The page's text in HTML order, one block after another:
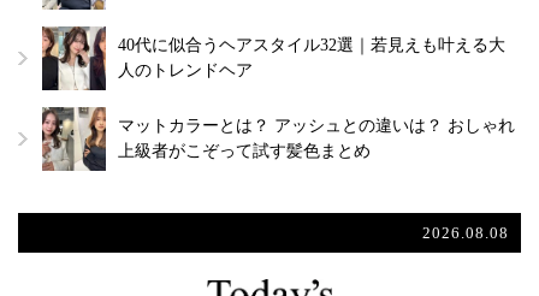
40代に似合うヘアスタイル32選｜若見えも叶える大
人のトレンドヘア
マットカラーとは？ アッシュとの違いは？ おしゃれ
上級者がこぞって試す髪色まとめ
2026.08.08